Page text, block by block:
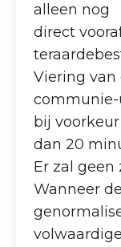
alleen nog
direct
Viering van
bij
dan 20
Er zal geen
Wanneer